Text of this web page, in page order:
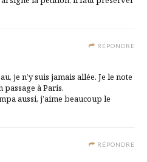
RÉPONDRE
je n’y suis jamais allée. Je le note
à Paris.
aussi, j’aime beaucoup le
RÉPONDRE